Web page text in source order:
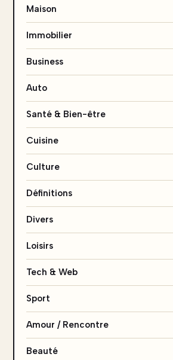
Maison
Immobilier
Business
Auto
Santé & Bien-être
Cuisine
Culture
Définitions
Divers
Loisirs
Tech & Web
Sport
Amour / Rencontre
Beauté